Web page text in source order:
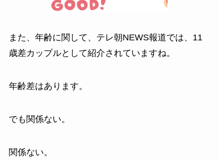
また、年齢に関して、テレ朝NEWS報道では、11
歳差カップルとして紹介されていますね。
年齢差はあります。
でも関係ない。
関係ない。